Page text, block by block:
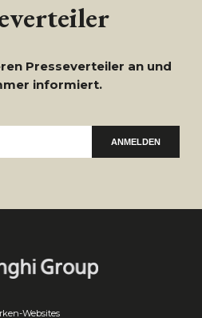
Presseverteiler an und
informiert.
ANMELDEN
Websites